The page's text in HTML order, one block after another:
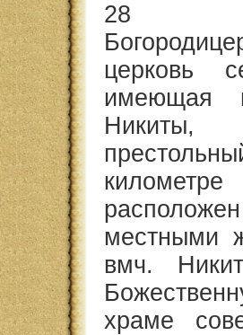
28
церковь
имеющая
Никиты,
местными
вмч.
храме